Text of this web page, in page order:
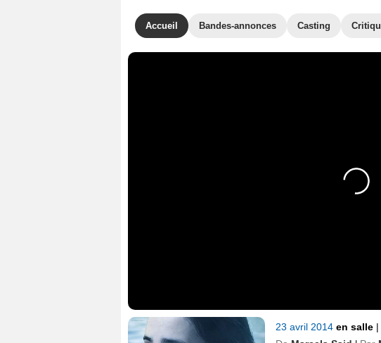
Accueil Bandes-annonces Casting
23 avril 2014 en salle |